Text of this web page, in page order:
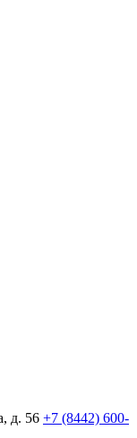
д. 56 +7 (8442) 600-